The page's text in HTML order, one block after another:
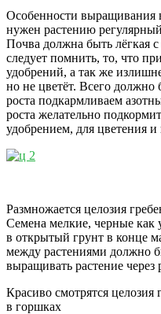
Особенности выращивания
нужен растению
Почва должна быть лёгкая
следует помнить, то, что
удобрений, а так же
но не цветёт. Всего должно
роста подкармливаем
роста желательно
удобрением, для цветения
Размножается целозия
Семена мелкие, черные как
в открытый грунт в конце
между растениями должно
выращивать растение через
Красиво смотрятся целозия
в горшках